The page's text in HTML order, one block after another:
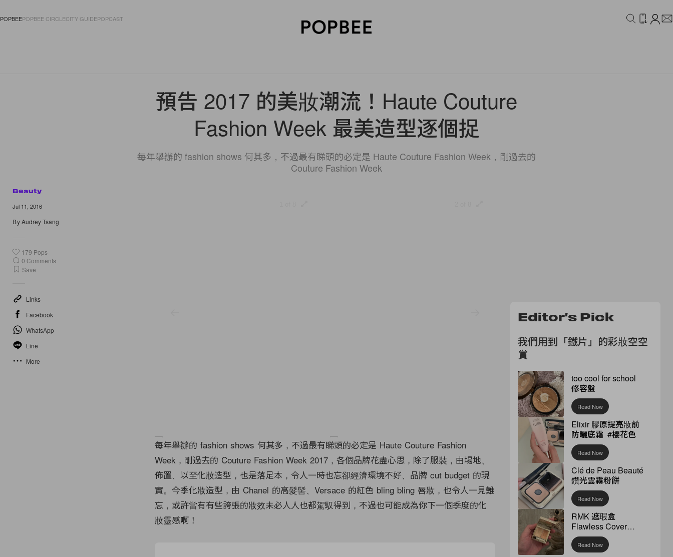
POPBEEPOPBEE CIRCLECITY GUIDEPOPCAST
預告 2017 的美妝潮流！Haute Couture
Fashion Week 最美造型逐個捉
每年舉辦的 fashion shows 何其多，不過最有睇頭的必定是 Haute Couture Fashion Week，剛過去的
Couture Fashion Week
Beauty
Jul 11, 2016
ByAudrey Tsang
179 Pops
0 Comments
Save
Links
Facebook
WhatsApp
Line
More
每年舉辦的 fashion shows 何其多，不過最有睇頭的必定是 Haute Couture Fashion
Week，剛過去的 Couture Fashion Week 2017，各個品牌花盡心思，除了服裝，由場地、
佈置、以至化妝造型，也是落足本，令人一時也忘卻經濟環境不好、品牌 cut budget 的現
實。今季化妝造型，由 Chanel 的高髮髻、Versace 的紅色 bling bling 唇妝，也令人一見難
忘，或許當有有些誇張的妝效未必人人也都駕馭得到，不過也可能成為你下一個季度的化
妝靈感啊！
Editor's Pick
我們用到「鐵片」的彩妝空空
賞
too cool for school
修容盤
Read Now
Elixir 膠原提亮妝前
防曬底霜 #櫻花色
Read Now
Clé de Peau Beauté
鑽光雲霧粉餅
Read Now
RMK 遮瑕盒
Flawless Cover
Concealer
Read Now